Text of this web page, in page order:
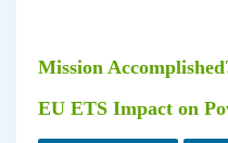
Mission
EU ETS Impact on